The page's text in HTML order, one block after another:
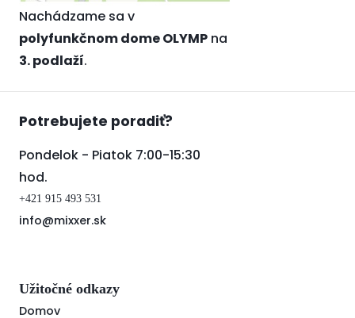
Nachádzame sa v
polyfunkčnom dome OLYMP na
3. podlaží.
Potrebujete poradiť?
Pondelok - Piatok 7:00-15:30
hod.
+421 915 493 531
info@mixxer.sk
Užitočné odkazy
Domov